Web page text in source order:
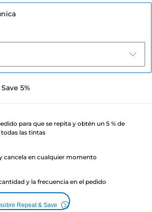
5%
para que se repita y obtén un 5 % de
las tintas
cancela en cualquier momento
y la frecuencia en el pedido
Repeat & Save